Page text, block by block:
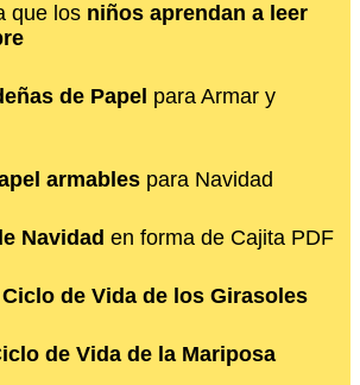
que los niños aprendan a leer
de Papel para Armar y
armables para Navidad
Navidad en forma de Cajita PDF
Ciclo de Vida de los Girasoles
de Vida de la Mariposa